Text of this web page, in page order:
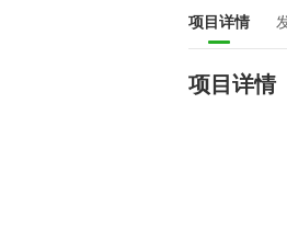
项目详情
项目详情